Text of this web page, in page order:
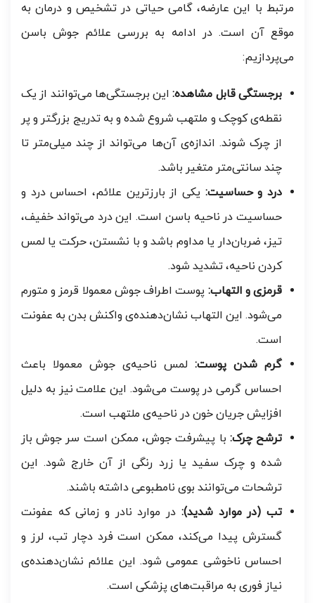
مرتبط با این عارضه، گامی حیاتی در تشخیص و درمان به
موقع آن است. در ادامه به بررسی علائم جوش‌ باسن
می‌پردازیم:
برجستگی قابل مشاهده:این برجستگی‌ها می‌توانند از یک
نقطه‌ی کوچک و ملتهب شروع شده و به تدریج بزرگتر و پر
از چرک شوند. اندازه‌ی آن‌ها می‌تواند از چند میلی‌متر تا
چند سانتی‌متر متغیر باشد.
درد و حساسیت: یکی از بارزترین علائم، احساس درد و
حساسیت در ناحیه باسن است. این درد می‌تواند خفیف،
تیز، ضربان‌دار یا مداوم باشد و با نشستن، حرکت یا لمس
کردن ناحیه، تشدید شود.
قرمزی و التهاب: پوست اطراف جوش معمولا قرمز و متورم
می‌شود. این التهاب نشان‌دهنده‌ی واکنش بدن به عفونت
است.
گرم شدن پوست: لمس ناحیه‌ی جوش معمولا باعث
احساس گرمی در پوست می‌شود. این علامت نیز به دلیل
افزایش جریان خون در ناحیه‌ی ملتهب است.
ترشح چرک: با پیشرفت جوش، ممکن است سر جوش باز
شده و چرک سفید یا زرد رنگی از آن خارج شود. این
ترشحات می‌توانند بوی نامطبوعی داشته باشند.
تب (در موارد شدید): در موارد نادر و زمانی که عفونت
گسترش پیدا می‌کند، ممکن است فرد دچار تب، لرز و
احساس ناخوشی عمومی شود. این علائم نشان‌دهنده‌ی
نیاز فوری به مراقبت‌های پزشکی است.